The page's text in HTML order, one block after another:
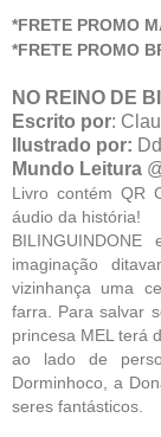
*FRETE PROMO
*FRETE PROMO
NO REINO DE
Escrito por:
Ilustrado por:
Mundo Leitura
Livro contém QR
áudio da história!
imaginação
vizinhança uma
farra. Para salvar
princesa MEL terá
ao lado de
Dorminhoco, a
seres fantásticos.